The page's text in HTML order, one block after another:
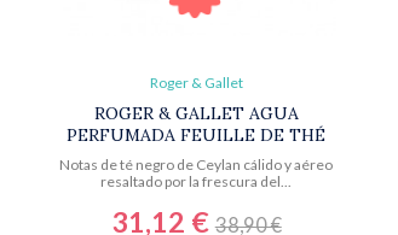
Roger & Gallet
ROGER & GALLET AGUA
PERFUMADA FEUILLE DE THÉ
Notas de té negro de Ceylan cálido y aéreo
resaltado por la frescura del...
31,12 €38,90 €